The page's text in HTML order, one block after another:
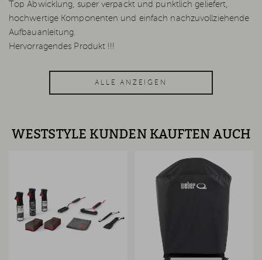
Top Abwicklung, super verpackt und punktlich geliefert,
hochwertige Komponenten und einfach nachzuvollziehende
Aufbauanleitung.
Hervorragendes Produkt !!!
ALLE ANZEIGEN
WESTSTYLE KUNDEN KAUFTEN AUCH